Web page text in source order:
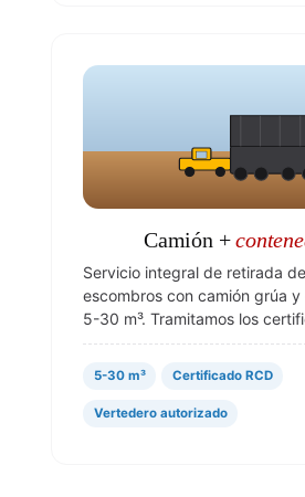
Camión +
Servicio integral de retirada
escombros con camión grúa
5-30 m³. Tramitamos los
5-30 m³ Certificado RCD
Vertedero autorizado